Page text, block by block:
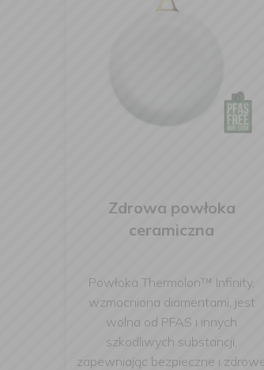
Zdrowa powłoka
ceramiczna
Powłoka Thermolon™ Infinity,
wzmocniona diamentami, jest
wolna od PFAS i innych
szkodliwych substancji,
zapewniając bezpieczne i